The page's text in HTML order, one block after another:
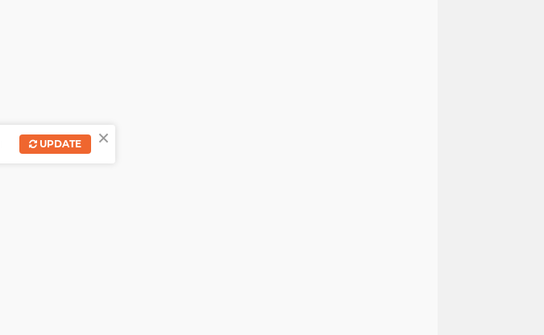
×
UPDATE